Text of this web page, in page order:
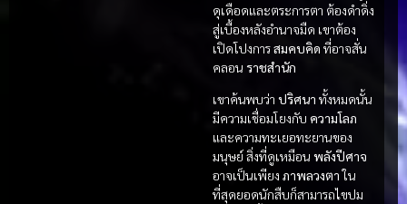
ดุเดือดและตระการตา ต้องดำดิ่ง
สู่เบื้องหลังอำนาจมืด เขาต้อง
เปิดโปงการสมคบคิด ที่อาจสั่น
คลอน ราชสำนัก
เขาค้นพบว่า ปริศนา ทั้งหมดนั้น
มีความเชื่อมโยงกับ ความโลภ
และความทะเยอทะยานของ
มนุษย์ สิ่งที่ดูเหมือน พลังปีศาจ
อาจเป็นเพียง ภาพลวงตาใน
ที่สุดยอดนักสืบก็สามารถไขปม